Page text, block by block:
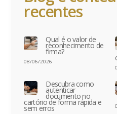
recentes
Qual é o valor de
reconhecimento de
firma?
08/06/2026
Descubra como
autenticar
documento no
cartório de forma rápida e
sem erros